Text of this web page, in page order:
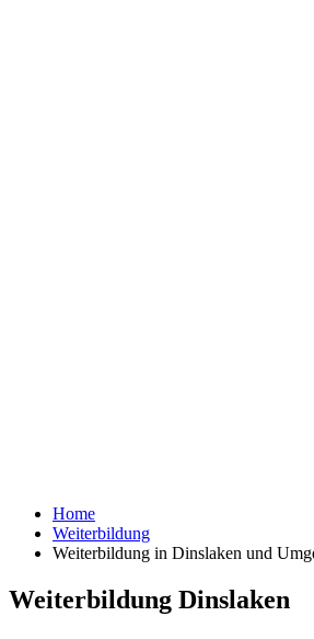
Home
Weiterbildung
Weiterbildung in Dinslaken und
Weiterbildung Dinslaken